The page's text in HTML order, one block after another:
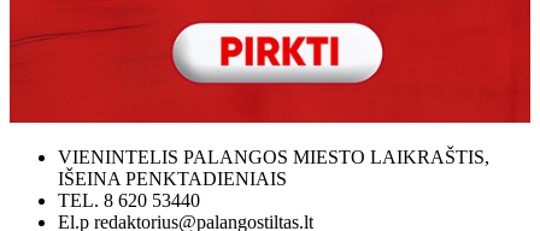
VIENINTELIS PALANGOS MIESTO LAIKRAŠTIS,
IŠEINA PENKTADIENIAIS
TEL. 8 620 53440
El.p redaktorius@palangostiltas.lt